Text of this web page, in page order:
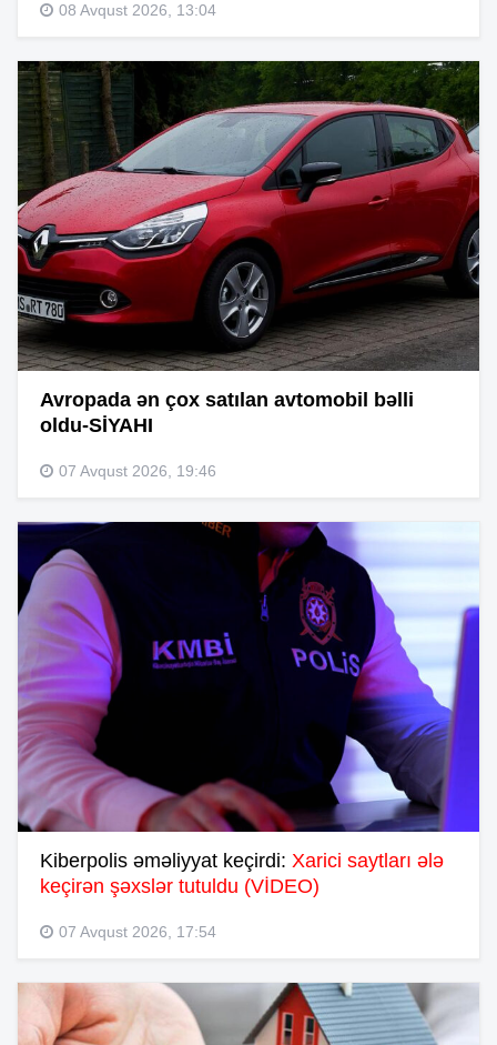
08 Avqust 2026, 13:04
Avropada ən çox satılan avtomobil bəlli
oldu-SİYAHI
07 Avqust 2026, 19:46
Kiberpolis əməliyyat keçirdi: Xarici saytları ələ
keçirən şəxslər tutuldu (VİDEO)
07 Avqust 2026, 17:54